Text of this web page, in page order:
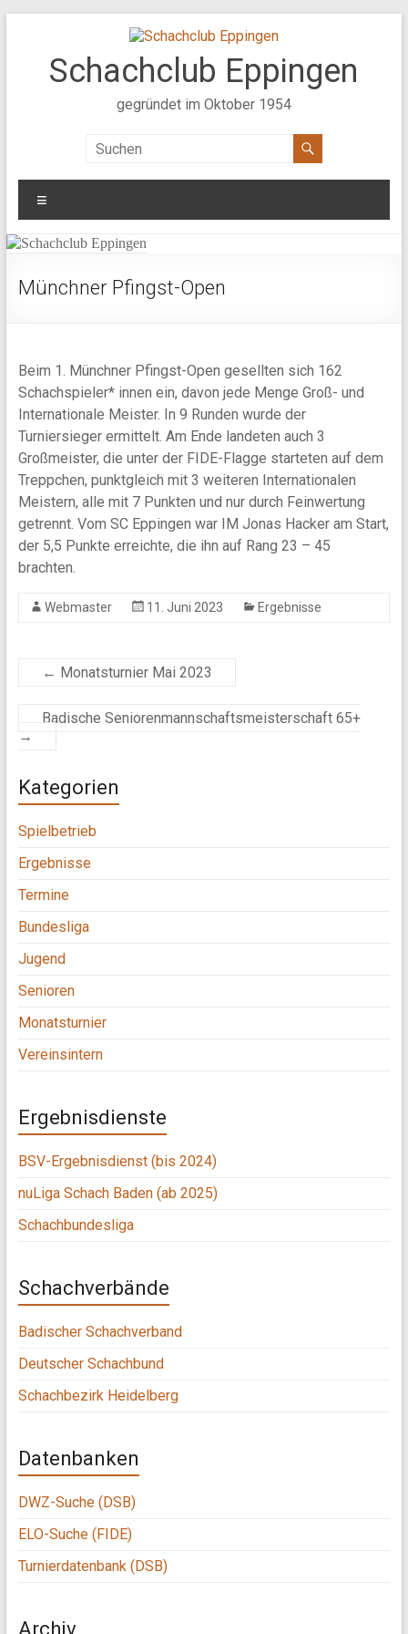
springenSchachclub Eppingen
gegründet im Oktober 1954
Münchner Pfingst-Open
Beim 1. Münchner Pfingst-Open gesellten sich 162
Schachspieler* innen ein, davon jede Menge Groß- und
Internationale Meister. In 9 Runden wurde der
Turniersieger ermittelt. Am Ende landeten auch 3
Großmeister, die unter der FIDE-Flagge starteten auf dem
Treppchen, punktgleich mit 3 weiteren Internationalen
Meistern, alle mit 7 Punkten und nur durch Feinwertung
getrennt. Vom SC Eppingen war IM Jonas Hacker am Start,
der 5,5 Punkte erreichte, die ihn auf Rang 23 – 45
brachten.
Webmaster 11. Juni 2023 Ergebnisse
← Monatsturnier Mai 2023
Badische Seniorenmannschaftsmeisterschaft 65+
→
Kategorien
Spielbetrieb
Ergebnisse
Termine
Bundesliga
Jugend
Senioren
Monatsturnier
Vereinsintern
Ergebnisdienste
BSV-Ergebnisdienst (bis 2024)
nuLiga Schach Baden (ab 2025)
Schachbundesliga
Schachverbände
Badischer Schachverband
Deutscher Schachbund
Schachbezirk Heidelberg
Datenbanken
DWZ-Suche (DSB)
ELO-Suche (FIDE)
Turnierdatenbank (DSB)
Archiv